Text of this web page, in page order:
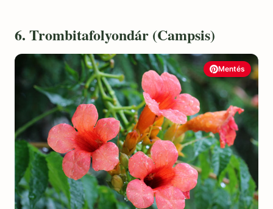
6. Trombitafolyondár (Campsis)
Mentés